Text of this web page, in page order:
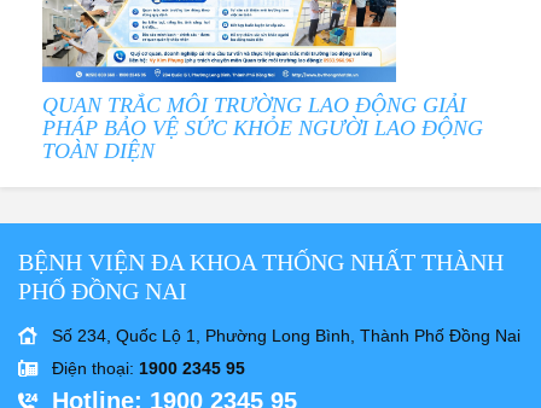
QUAN TRẮC MÔI TRƯỜNG LAO ĐỘNG GIẢI
PHÁP BẢO VỆ SỨC KHỎE NGƯỜI LAO ĐỘNG
TOÀN DIỆN
BỆNH VIỆN ĐA KHOA THỐNG NHẤT THÀNH
PHỐ ĐỒNG NAI
Số 234, Quốc Lộ 1, Phường Long Bình, Thành Phố Đồng Nai
Điện thoại: 1900 2345 95
Hotline: 1900 2345 95